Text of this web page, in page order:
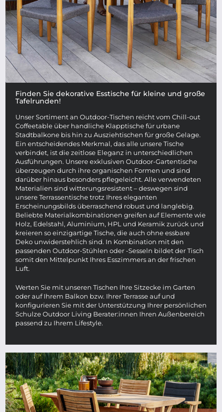
Finden Sie dekorative Esstische für kleine und große
Tafelrunden!
Unser Sortiment an Outdoor-Tischen reicht vom Chill-out
Coffeetable über handliche Klapptische für urbane
Stadtbalkone bis hin zu Ausziehtischen für große Gelage.
Ein entscheidendes Merkmal, das alle unsere Tische
verbindet, ist die zeitlose Eleganz in unterschiedlichen
Ausführungen. Unsere exklusiven Outdoor-Gartentische
überzeugen durch ihre organischen Formen und sind
darüber hinaus besonders pflegeleicht. Alle verwendeten
Materialien sind witterungsresistent – deswegen sind
unsere Terrassentische trotz Ihres eleganten
Erscheinungsbilds überraschend robust und langlebig.
Beliebte Materialkombinationen greifen auf Elemente wie
Holz, Edelstahl, Aluminium, HPL und Keramik zurück und
kreieren so einzigartige Tische, die auch ohne essbare
Deko unwiderstehlich sind. In Kombination mit den
passenden Outdoor-Stühlen oder -Sesseln bildet der Tisch
somit den Mittelpunkt Ihres Esszimmers an der frischen
Luft.
Werten Sie mit unseren Tischen Ihre Sitzecke im Garten
oder auf Ihrem Balkon bzw. Ihrer Terrasse auf und
konfigurieren Sie mit der Unterstützung Ihrer persönlichen
Schulze Outdoor Living Berater:innen Ihren Außenbereich
passend zu Ihrem Lifestyle.